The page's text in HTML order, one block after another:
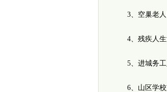
3、空巢老人
4、残疾人生
5、进城务工
6、山区学校